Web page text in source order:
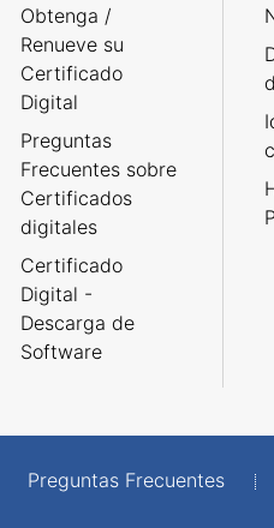
Obtenga /
Renueve su
Certificado
Digital
Preguntas
Frecuentes sobre
Certificados
digitales
Certificado
Digital -
Descarga de
Software
Preguntas Frecuentes